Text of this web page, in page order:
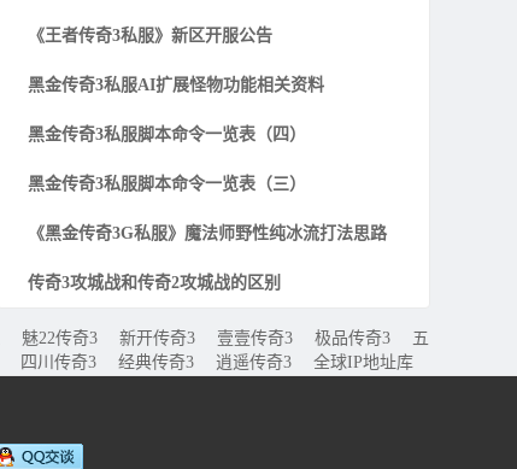
《王者传奇3私服》新区开服公告
黑金传奇3私服AI扩展怪物功能相关资料
黑金传奇3私服脚本命令一览表（四）
黑金传奇3私服脚本命令一览表（三）
《黑金传奇3G私服》魔法师野性纯冰流打法思路
传奇3攻城战和传奇2攻城战的区别
魅22传奇3 新开传奇3 壹壹传奇3 极品传奇3
五
四川传奇3 经典传奇3 逍遥传奇3 全球IP地址库